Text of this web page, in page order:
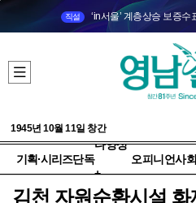
직설 ‘in서울’ 계층상승 보증
1945년 10월 11일 창간
기획·시리즈단독
다양성
+
오피니언사회
김천 자원순환시설 화